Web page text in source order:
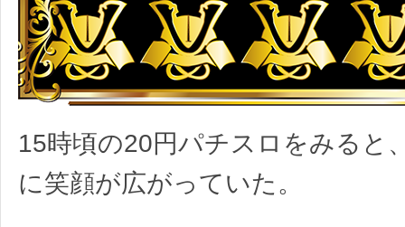
15時頃の20円パチスロをみると
に笑顔が広がっていた。